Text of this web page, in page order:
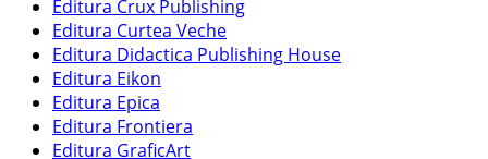
Editura Crux Publishing
Editura Curtea Veche
Editura Didactica Publishing House
Editura Eikon
Editura Epica
Editura Frontiera
Editura GraficArt